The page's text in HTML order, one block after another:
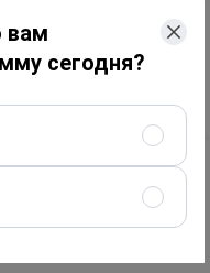
хирургии по лучшей цене в
бесплатно
Facebook
вам
сегодня?